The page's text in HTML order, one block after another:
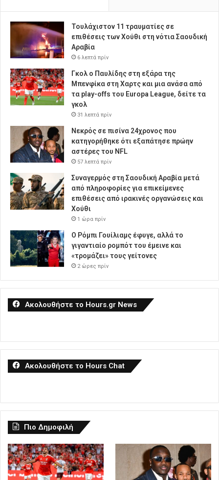
Τουλάχιστον 11 τραυματίες σε
επιθέσεις των Χούθι στη νότια Σαουδική
Αραβία
6 λεπτά πρίν
Γκολ ο Παυλίδης στη εξάρα της
Μπενφίκα στη Χαρτς και μια ανάσα από
τα play-offs του Europa League, δείτε τα
γκολ
31 λεπτά πρίν
Νεκρός σε πισίνα 24χρονος που
κατηγορήθηκε ότι εξαπάτησε πρώην
αστέρες του NFL
57 λεπτά πρίν
Συναγερμός στη Σαουδική Αραβία μετά
από πληροφορίες για επικείμενες
επιθέσεις από ιρακινές οργανώσεις και
Χούθι
1 ώρα πρίν
Ο Ρόμπι Γουίλιαμς έφυγε, αλλά το
γιγαντιαίο ρομπότ του έμεινε και
«τρομάζει» τους γείτονες
2 ώρες πρίν
Ακολουθήστε το Hours.gr News
Ακολουθήστε το Hours Chat
Πιο Δημοφιλή